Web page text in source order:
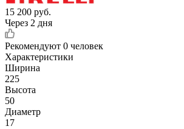
15 200 руб.
Через 2 дня
Рекомендуют 0 человек
Характеристики
Ширина
225
Высота
50
Диаметр
17